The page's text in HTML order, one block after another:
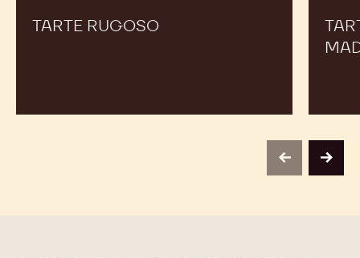
TARTE RUGOSO
previousnext